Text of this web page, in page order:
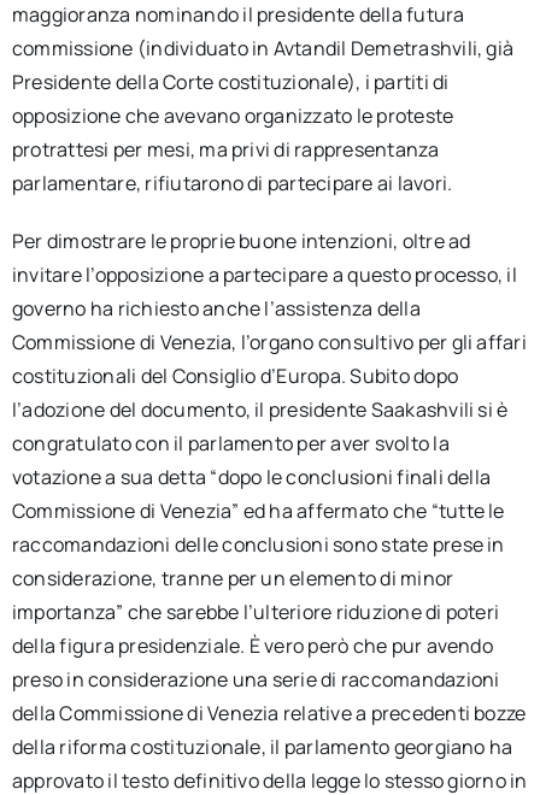
maggioranza nominando il presidente della futura
commissione (individuato in Avtandil Demetrashvili, già
Presidente della Corte costituzionale), i partiti di
opposizione che avevano organizzato le proteste
protrattesi per mesi, ma privi di rappresentanza
parlamentare, rifiutarono di partecipare ai lavori.
Per dimostrare le proprie buone intenzioni, oltre ad
invitare l’opposizione a partecipare a questo processo, il
governo ha richiesto anche l’assistenza della
Commissione di Venezia, l’organo consultivo per gli affari
costituzionali del Consiglio d’Europa. Subito dopo
l’adozione del documento, il presidente Saakashvili si è
congratulato con il parlamento per aver svolto la
votazione a sua detta “dopo le conclusioni finali della
Commissione di Venezia” ed ha affermato che “tutte le
raccomandazioni delle conclusioni sono state prese in
considerazione, tranne per un elemento di minor
importanza” che sarebbe l’ulteriore riduzione di poteri
della figura presidenziale. È vero però che pur avendo
preso in considerazione una serie di raccomandazioni
della Commissione di Venezia relative a precedenti bozze
della riforma costituzionale, il parlamento georgiano ha
approvato il testo definitivo della legge lo stesso giorno in